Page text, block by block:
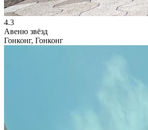
4.3
Авеню звёзд
Гонконг, Гонконг